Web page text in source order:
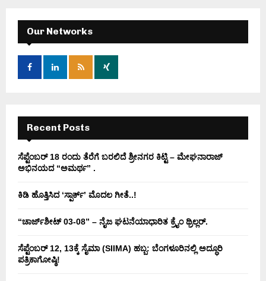
f
o
:
E
A
H
Our Networks
Recent Posts
ಸೆಪ್ಟೆಂಬರ್ 18 ರಂದು ತೆರೆಗೆ ಬರಲಿದೆ ಶ್ರೀನಗರ ಕಿಟ್ಟಿ – ಮೇಘನಾರಾಜ್
ಅಭಿನಯದ “ಅಮರ್ಥ” .
ಕಿಡಿ‌‌ ಹೊತ್ತಿಸಿದ ‘ಸ್ಪಾರ್ಕ್’ ಮೊದಲ‌ ಗೀತೆ..!
“ಚಾರ್ಜ್‌ಶೀಟ್ 03-08” – ನೈಜ ಘಟನೆಯಾಧಾರಿತ ಕ್ರೈಂ ಥ್ರಿಲ್ಲರ್.
ಸೆಪ್ಟೆಂಬರ್ 12, 13ಕ್ಕೆ ಸೈಮಾ (SIIMA) ಹಬ್ಬ: ಬೆಂಗಳೂರಿನಲ್ಲಿ ಅದ್ಧೂರಿ
ಪತ್ರಿಕಾಗೋಷ್ಠಿ!